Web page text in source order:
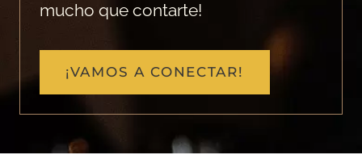
mucho que contarte!
¡VAMOS A CONECTAR!